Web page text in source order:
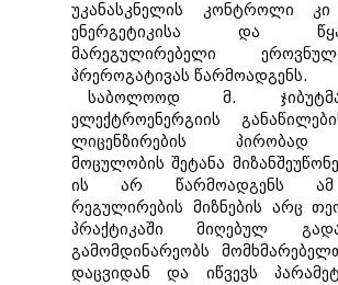
უკანასკნელის კონტროლი
ენერგეტიკისა და
მარეგულირებელი
პრეროგატივას წარმოადგენს.
საბოლოოდ მ.
ელექტროენერგიის
ლიცენზირების პირობად
მოცულობის შეტანა
ის არ წარმოადგენს ამ
რეგულირების მიზნების არც
პრაქტიკაში მიღებულ
გამომდინარეობს
დაცვიდან და იწვევს